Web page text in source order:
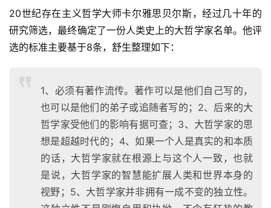
20世纪存在主义哲学大师卡尔雅思贝尔斯，经过几十年的
研究筛选，最终确定了一份人类史上的大哲学家名单。他评
选的标准主要基于8条，舒生整理如下：
1、必须有著作流传。著作可以是他们自己写的，
也可以是他们的弟子或追随者写的；2、后来的大
哲学家受他们的影响有据可查；3、大哲学家的思
想是超越时代的；4、如果一个人是真实的和本质
的话，大哲学家就在根源上与这个人一致，也就
是说，大哲学家的智慧能扩展人类和世界本身的
视野；5、大哲学家并非拥有一成不变的独立性。